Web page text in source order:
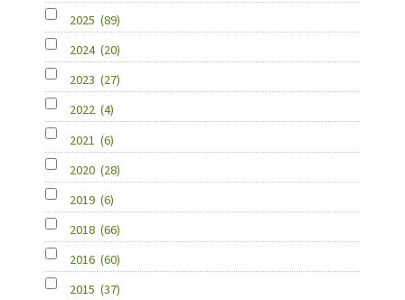
2025 (89)
2024 (20)
2023 (27)
2022 (4)
2021 (6)
2020 (28)
2019 (6)
2018 (66)
2016 (60)
2015 (37)